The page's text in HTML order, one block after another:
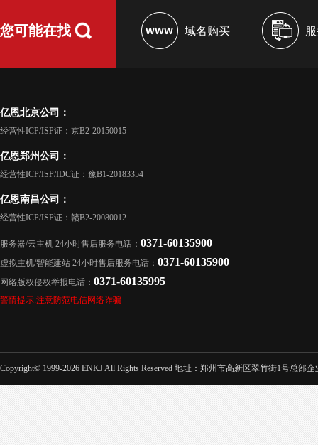
您可能在找 域名购买
亿恩北京公司：
经营性ICP/ISP证：京B2-20150015
亿恩郑州公司：
经营性ICP/ISP/IDC证：豫B1-20183354
亿恩南昌公司：
经营性ICP/ISP证：赣B2-20080012
服务器/云主机 24小时售后服务电话： 0371-60135900
虚拟主机/智能建站 24小时售后服务电话： 0371-60135900
网络版权侵权举报电话： 0371-60135995
警情提示:注意防范电信网络诈骗
Copyright© 1999-2026 ENKJ All Rights Reserved 地址：郑州市高新区翠竹街1号